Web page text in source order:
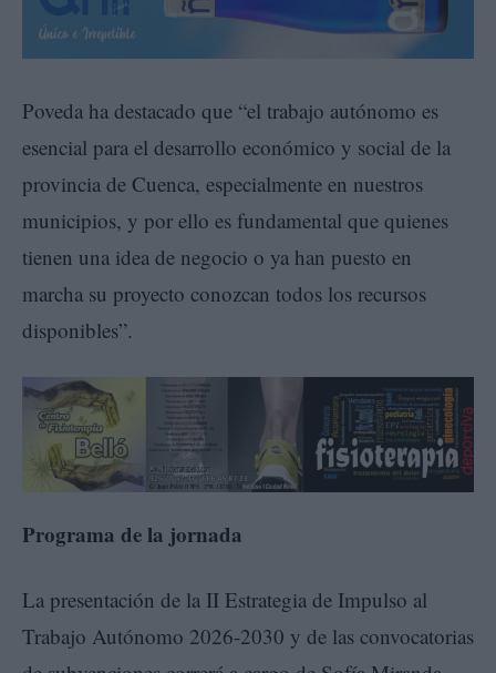
Poveda ha destacado que “el trabajo autónomo es
esencial para el desarrollo económico y social de la
provincia de Cuenca, especialmente en nuestros
municipios, y por ello es fundamental que quienes
tienen una idea de negocio o ya han puesto en
marcha su proyecto conozcan todos los recursos
disponibles”.
Programa de la jornada
La presentación de la II Estrategia de Impulso al
Trabajo Autónomo 2026-2030 y de las convocatorias